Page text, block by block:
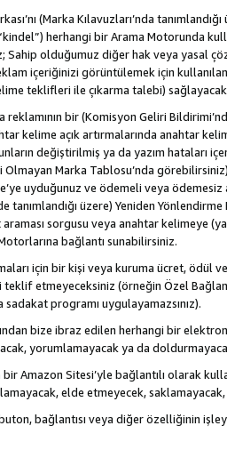
(Marka Kılavuzları’nda
herhangi bir Arama Motorunda
Sahip olduğumuz diğer hak veya yasal
içeriğinizi görüntülemek için
teklifleri ile çıkarma talebi)
reklamının bir (Komisyon Geliri
kelime açık artırmalarında anahtar
değiştirilmiş ya da yazım hataları
Marka Tablosu’nda
uyduğunuz ve ödemeli veya
tanımlandığı üzere) Yeniden
sorgusu veya anahtar kelimeye
bağlantı sunabilirsiniz.
için bir kişi veya kuruma ücret, ödül
etmeyeceksiniz (örneğin Özel
programı uygulayamazsınız).
bize ibraz edilen herhangi bir
yorumlamayacak ya da
Amazon Sitesi’yle bağlantılı olarak
elde etmeyecek,
bağlantısı veya diğer özelliğinin